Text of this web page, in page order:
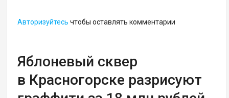
Авторизуйтесь чтобы оставлять комментарии
Яблоневый сквер
в Красногорске разрисуют